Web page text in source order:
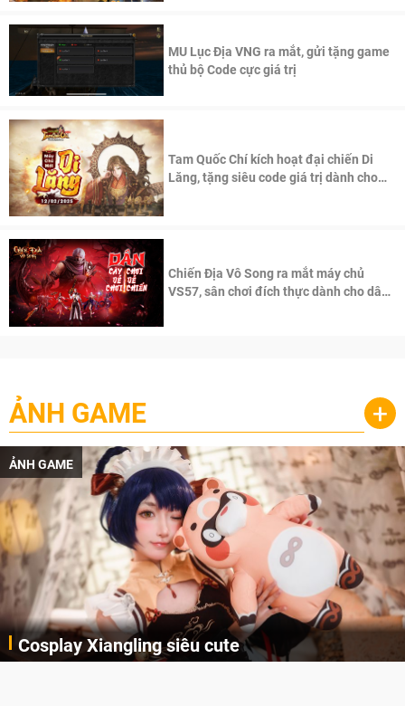
MU Lục Địa VNG ra mắt, gửi tặng game
thủ bộ Code cực giá trị
Tam Quốc Chí kích hoạt đại chiến Di
Lăng, tặng siêu code giá trị dành cho
Chiến Địa Vô Song ra mắt máy chủ
VS57, sân chơi đích thực dành cho dân
ẢNH GAME +
ẢNH GAME
Cosplay Xiangling siêu cute